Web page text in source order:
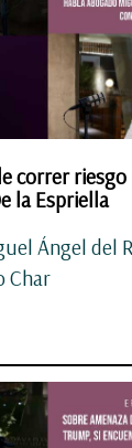
correr riesgo
la Espriella
Ángel del
Char